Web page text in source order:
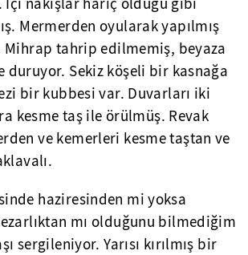
Mermerden oyularak yapılmış
tahrip edilmemiş, beyaza
duruyor. Sekiz köşeli bir kasnağa
bir kubbesi var. Duvarları iki
kesme taş ile örülmüş. Revak
ve kemerleri kesme taştan ve
haziresinden mi yoksa
mı olduğunu bilmediğim
sergileniyor. Yarısı kırılmış bir